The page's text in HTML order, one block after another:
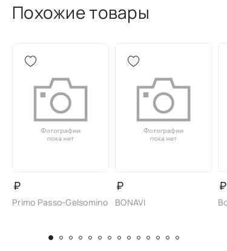
Похожие товары
₽
Primo Passo-Gelsomino
₽
BONAVI
₽